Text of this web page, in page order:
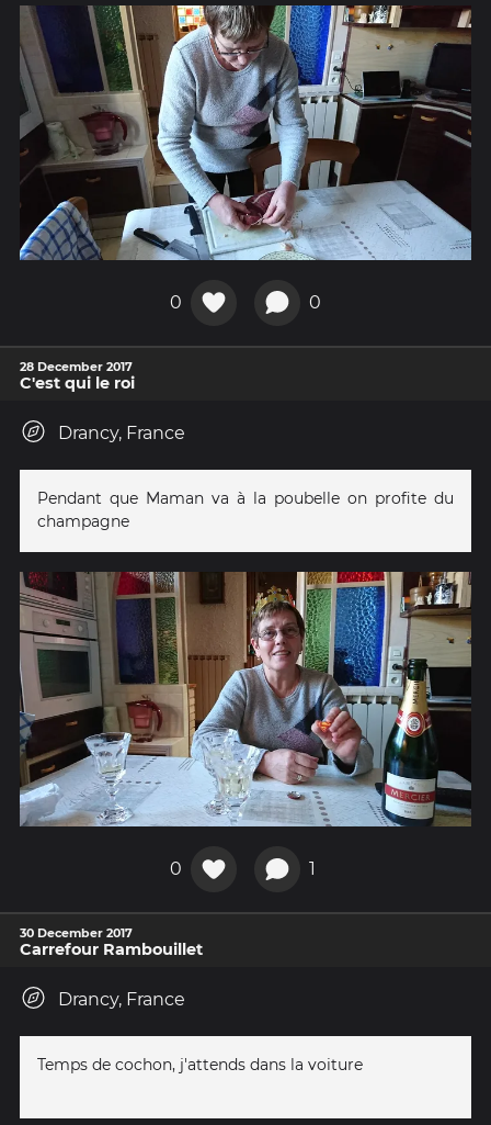
0 0
28 December 2017
C'est qui le roi
Drancy, France
Pendant que Maman va à la poubelle on profite du
champagne
0 1
30 December 2017
Carrefour Rambouillet
Drancy, France
Temps de cochon, j'attends dans la voiture